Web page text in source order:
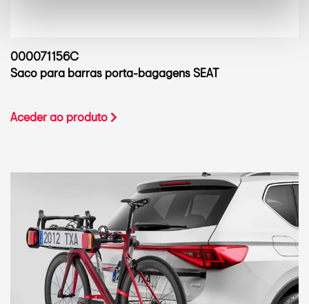
000071156C
Saco para barras porta-bagagens SEAT
Aceder ao produto